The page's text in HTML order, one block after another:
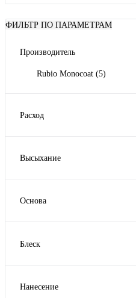
ФИЛЬТР ПО ПАРАМЕТРАМ
Производитель
Rubio Monocoat (5)
Расход
1 литр на 30-60 м2
Высыхание
Основа
Масло с воском
Блеск
Нанесение